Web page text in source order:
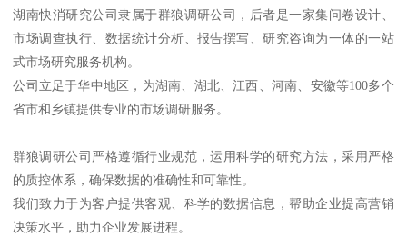
湖南快消研究公司隶属于群狼调研公司，后者是一家集问卷设计、
市场调查执行、数据统计分析、报告撰写、研究咨询为一体的一站
式市场研究服务机构。
公司立足于华中地区，为湖南、湖北、江西、河南、安徽等100多个
省市和乡镇提供专业的市场调研服务。
群狼调研公司严格遵循行业规范，运用科学的研究方法，采用严格
的质控体系，确保数据的准确性和可靠性。
我们致力于为客户提供客观、科学的数据信息，帮助企业提高营销
决策水平，助力企业发展进程。